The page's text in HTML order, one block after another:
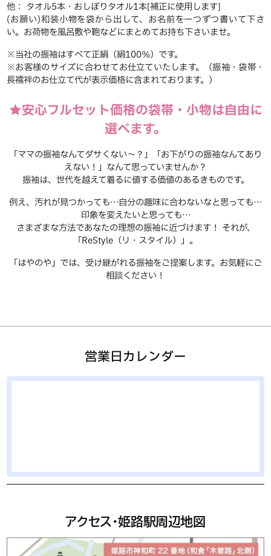
他： タオル5本・おしぼりタオル1本[補正に使用します]
(お願い)和装小物を袋から出して、お名前を一つずつ書いて下さ
い。お荷物を風呂敷や鞄などにまとめてお持ち下さいませ。
※当社の振袖はすべて正絹（絹100％）です。
※お客様のサイズに合わせてお仕立ていたします。（振袖・袋帯・
長襦袢のお仕立て代が表示価格に含まれております。）
★安心フルセット価格の袋帯・小物は自由に
選べます。
「ママの振袖なんてダサくない～？」「お下がりの振袖なんてあり
えない！」なんて思っていませんか？
振袖は、世代を越えて着るに値する価値のあるきものです。
例え、汚れが見つかっても…自分の趣味に合わないなと思っても…
印象を変えたいと思っても…
さまざまな方法であなたの理想の振袖に近づけます！ それが、
「ReStyle（リ・スタイル）」。
「はやのや」では、受け継がれる振袖をご提案します。お気軽にご
相談ください！
営業日カレンダー
アクセス・姫路駅周辺地図